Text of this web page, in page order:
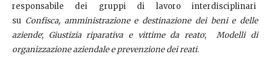
responsabile dei gruppi di lavoro interdisciplinari
su Confisca, amministrazione e destinazione dei beni e delle
aziende; Giustizia riparativa e vittime da reato;Modelli di
organizzazione aziendale e prevenzione dei reati.